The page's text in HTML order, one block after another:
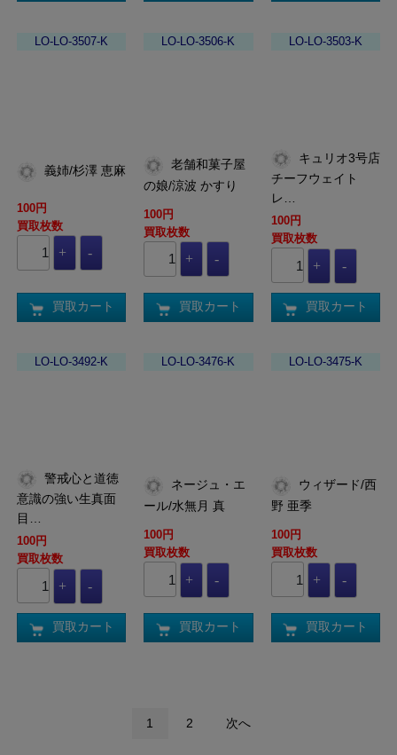
LO-LO-3507-K
義姉/杉澤 恵麻
100円
買取枚数
買取カート
LO-LO-3506-K
老舗和菓子屋
の娘/涼波 かすり
100円
買取枚数
買取カート
LO-LO-3503-K
チーフウェイト
レ…
100円
買取枚数
買取カート
LO-LO-3492-K
意識の強い生真面
目…
100円
買取枚数
買取カート
LO-LO-3476-K
ール/水無月 真
100円
買取枚数
買取カート
LO-LO-3475-K
野 亜季
100円
買取枚数
買取カート
1 2 次へ